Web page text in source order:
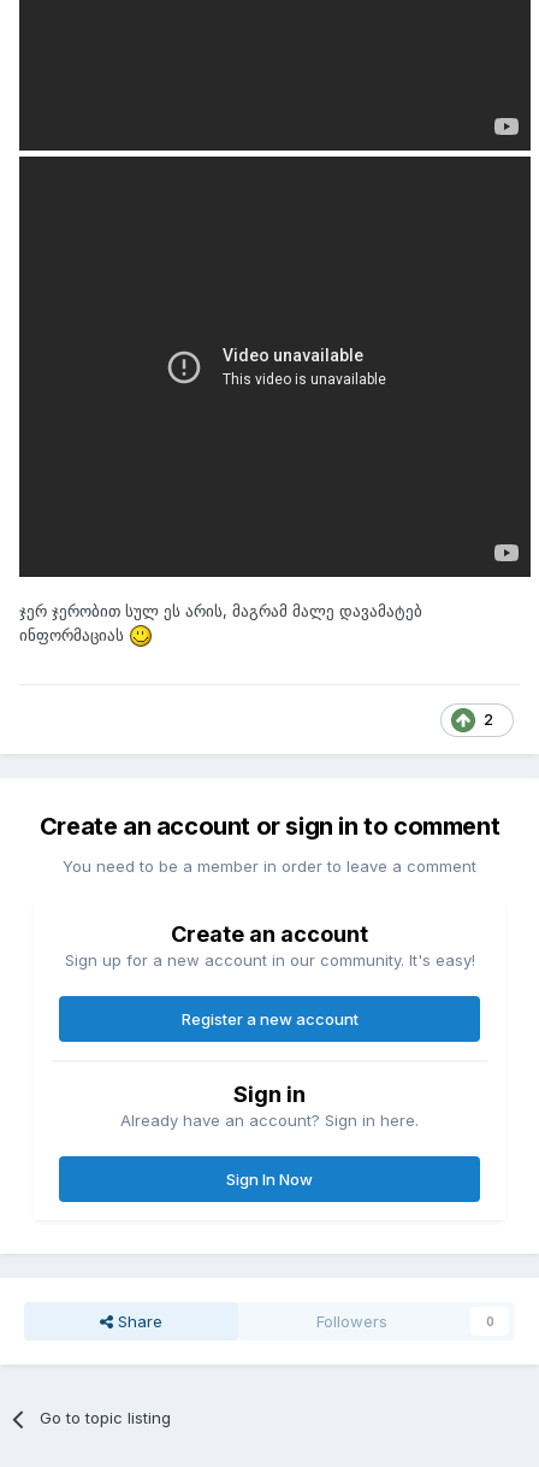
ჯერ ჯერობით სულ ეს არის, მაგრამ მალე დავამატებ
ინფორმაციას
2
Create an account or sign in to comment
You need to be a member in order to leave a comment
Create an account
Sign up for a new account in our community. It's easy!
Register a new account
Sign in
Already have an account? Sign in here.
Sign In Now
Share Followers 0
Go to topic listing